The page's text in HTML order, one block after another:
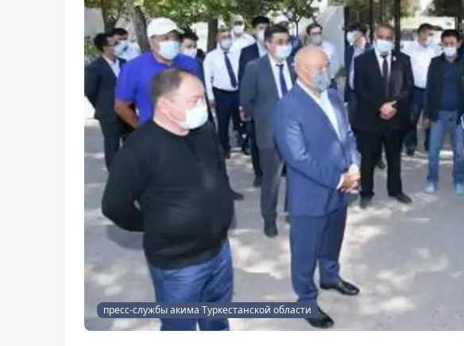
пресс-службы акима Туркестанской области